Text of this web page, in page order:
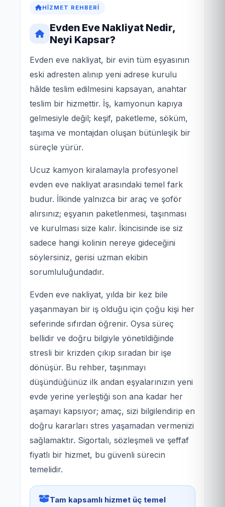
HIZMET REHBERI
Evden Eve Nakliyat Nedir,
Neyi Kapsar?
Evden eve nakliyat, bir evin tüm eşyasının
eski adresten alınıp yeni adrese kurulu
hâlde teslim edilmesini kapsayan, anahtar
teslim bir hizmettir. İş, kamyonun kapıya
gelmesiyle değil; keşif, paketleme, söküm,
taşıma ve montajdan oluşan bütünleşik bir
süreçle yürür.
Ucuz kamyon kiralamayla profesyonel
evden eve nakliyat arasındaki temel fark
budur. İlkinde yalnızca bir araç ve şoför
alırsınız; eşyanın paketlenmesi, taşınması
ve kurulması size kalır. İkincisinde ise siz
sadece hangi kolinin nereye gideceğini
söylersiniz, gerisi uzman ekibin
sorumluluğundadır.
Evden eve nakliyat, yılda bir kez bile
yaşanmayan bir iş olduğu için çoğu kişi her
seferinde sıfırdan öğrenir. Oysa süreç
bellidir ve doğru bilgiyle yönetildiğinde
stresli bir krizden çıkıp sıradan bir işe
dönüşür. Bu rehber, taşınmayı
düşündüğünüz ilk andan eşyalarınızın yeni
evde yerine yerleştiği son ana kadar her
aşamayı kapsıyor; amaç, sizi bilgilendirip en
doğru kararları stres yaşamadan vermenizi
sağlamaktır. Sigortalı, sözleşmeli ve şeffaf
fiyatlı bir hizmet, bu güvenli sürecin
temelidir.
Tam kapsamlı hizmet üç temel